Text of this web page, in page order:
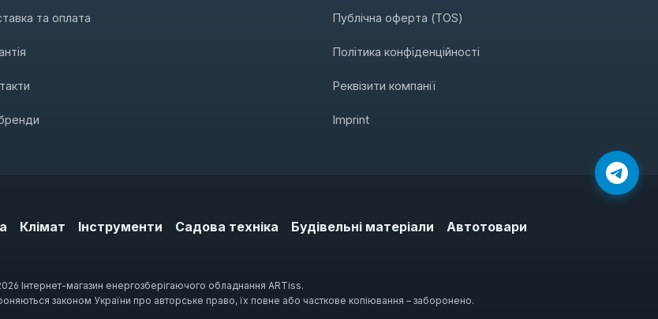
та оплата Публічна оферта (TOS)
Політика конфіденційності
Реквізити компанії
Imprint
Клімат Інструменти Садова техніка Будівельні матеріали Автотовари
Інтернет-магазин енергозберігаючого обладнання ARTiss.
законом України про авторське право, їх повне або часткове копіювання – заборонено.